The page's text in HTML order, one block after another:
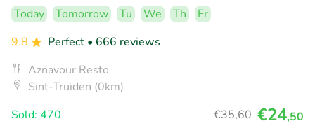
Today Tomorrow Tu We Th
Fr
9.8
Perfect • 666 reviews
Aznavour Resto
Sint-Truiden (0km)
Sold: 470
€35,60 €24,50